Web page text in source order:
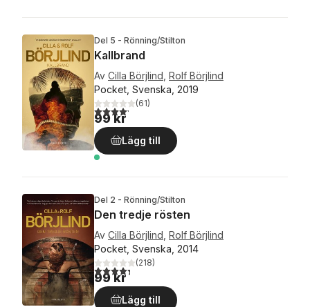
Del 5 - Rönning/Stilton
Kallbrand
Av Cilla Börjlind Rolf Börjlind
Pocket, Svenska, 2019
4,2utav 5 stjärnor. Totalt antal röster:
(61)
99 kr
Lägg till
Del 2 - Rönning/Stilton
Den tredje rösten
Av Cilla Börjlind Rolf Börjlind
Pocket, Svenska, 2014
4,3utav 5 stjärnor. Totalt antal röster:
(218)
99 kr
Lägg till